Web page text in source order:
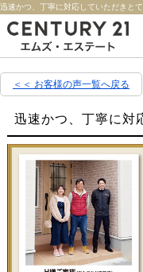
＜＜ お客様の声一覧へ戻る
迅速かつ、丁寧に対